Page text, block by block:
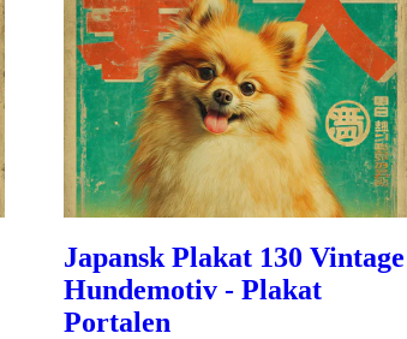
Japansk Plakat 130 Vintage
Hundemotiv - Plakat
Portalen